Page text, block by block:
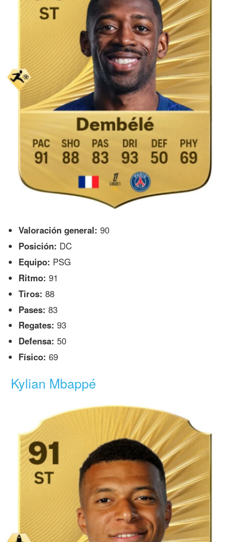
Valoración general: 90
Posición: DC
Equipo: PSG
Ritmo: 91
Tiros: 88
Pases: 83
Regates: 93
Defensa: 50
Físico: 69
Kylian Mbappé